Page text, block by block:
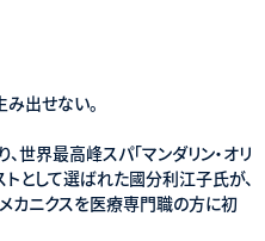
出せない。
世界最高峰スパ「マンダリン・オリ
として選ばれた國分利江子氏が、
カニクスを医療専門職の方に初